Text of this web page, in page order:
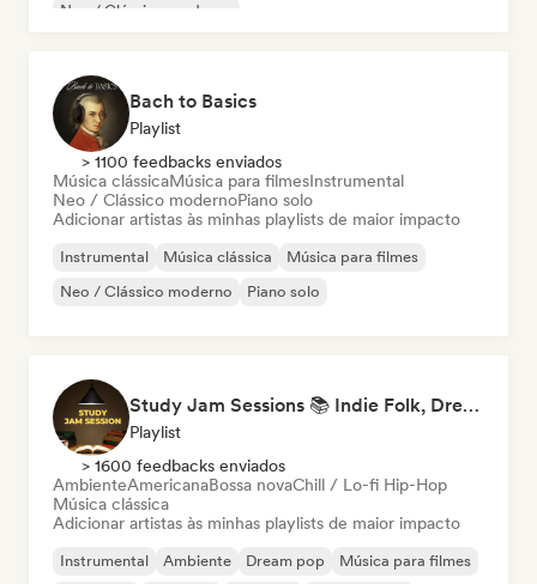
Neo / Clássico moderno
Bach to Basics
Playlist
> 1100 feedbacks enviados
Música clássicaMúsica para filmesInstrumental
Neo / Clássico modernoPiano solo
Adicionar artistas às minhas playlists de maior impacto
Instrumental Música clássica
Música para filmes
Neo / Clássico moderno
Piano solo
Study Jam Sessions 📚 Indie Folk, Dream Pop & Singer-Songwriter
Playlist
> 1600 feedbacks enviados
AmbienteAmericanaBossa novaChill / Lo-fi Hip-Hop
Música clássica
Adicionar artistas às minhas playlists de maior impacto
Instrumental Ambiente Dream pop
Música para filmes